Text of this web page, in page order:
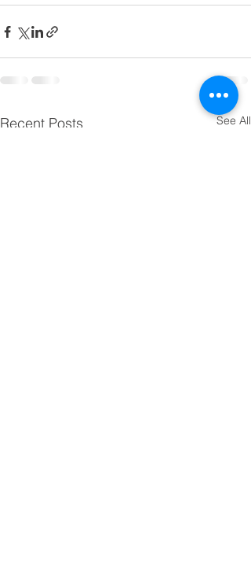
Recent Posts See All